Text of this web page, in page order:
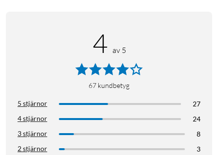
Med över 100 anpassningsbara urtavlor kan du enkelt matcha
klockans utseende med din personliga stil eller aktuella
aktivitet. CMF by Nothing Watch Pro 2 stöder även
Bluetooth-samtal med AI-brusreducering, vilket säkerställer
Träningsklocka
För den träningsintresserade erbjuder klockan 120
sportlägen, drivna av en smart rörelsealgoritm som
4 av 5
67 kundbetyg
5 stjärnor
27
4 stjärnor
24
3 stjärnor
8
2 stjärnor
3